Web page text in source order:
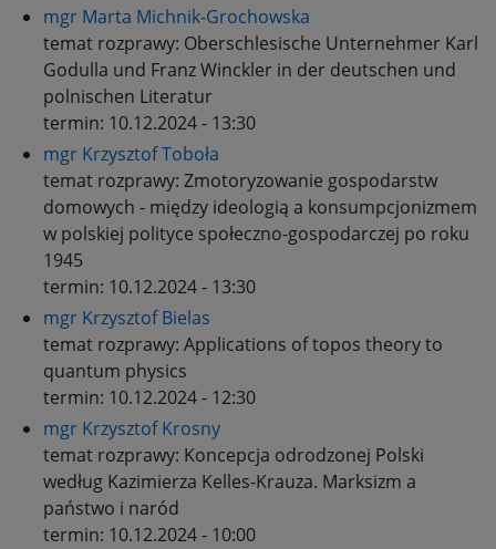
mgr Marta Michnik-Grochowska
temat rozprawy: Oberschlesische Unternehmer Karl
Godulla und Franz Winckler in der deutschen und
polnischen Literatur
termin: 10.12.2024 - 13:30
mgr Krzysztof Toboła
temat rozprawy: Zmotoryzowanie gospodarstw
domowych - między ideologią a konsumpcjonizmem
w polskiej polityce społeczno-gospodarczej po roku
1945
termin: 10.12.2024 - 13:30
mgr Krzysztof Bielas
temat rozprawy: Applications of topos theory to
quantum physics
termin: 10.12.2024 - 12:30
mgr Krzysztof Krosny
temat rozprawy: Koncepcja odrodzonej Polski
według Kazimierza Kelles-Krauza. Marksizm a
państwo i naród
termin: 10.12.2024 - 10:00